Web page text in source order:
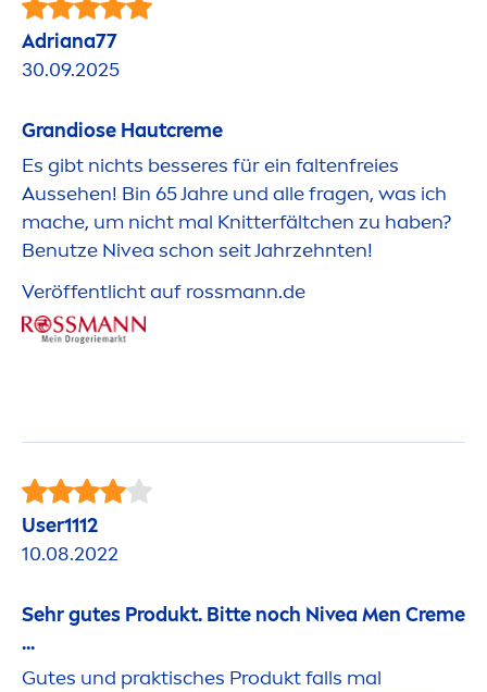
Adriana77
30.09.2025
Grandiose Hautcreme
Es gibt nichts besseres für ein faltenfreies
Aussehen! Bin 65 Jahre und alle fragen, was ich
mache, um nicht mal Knitterfältchen zu haben?
Benutze Nivea schon seit Jahrzehnten!
Veröffentlicht auf rossmann.de
User1112
10.08.2022
Sehr gutes Produkt. Bitte noch NiveaMen Creme
...
Gutes und praktisches Produkt falls mal